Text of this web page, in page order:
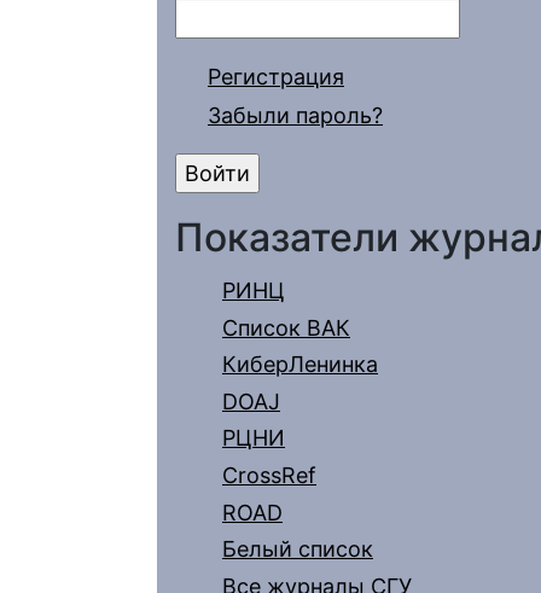
Регистрация
Забыли пароль?
Показатели
РИНЦ
Список ВАК
КиберЛенинка
DOAJ
РЦНИ
CrossRef
ROAD
Белый список
Все журналы СГУ